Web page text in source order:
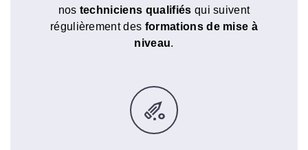
nos techniciens qualifiés qui suivent
régulièrement des formations de mise à
niveau.